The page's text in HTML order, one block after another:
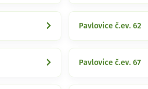
Pavlovice č.ev. 62
Pavlovice č.ev. 67